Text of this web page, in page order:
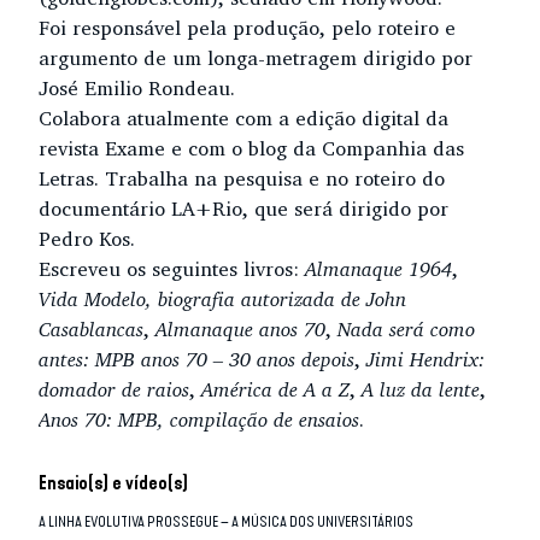
Ensaio(s) e vídeo(s)
A LINHA EVOLUTIVA PROSSEGUE – A MÚSICA DOS UNIVERSITÁRIOS
Foi responsável pela produção, pelo roteiro e
argumento de um longa-metragem dirigido por
José Emilio Rondeau.
Colabora atualmente com a edição digital da
revista Exame e com o blog da Companhia das
Letras. Trabalha na pesquisa e no roteiro do
documentário LA+Rio, que será dirigido por
Pedro Kos.
Escreveu os seguintes livros:Almanaque 1964,
Vida Modelo, biografia autorizada de John
Casablancas,Almanaque anos 70,Nada será como
antes: MPB anos 70 – 30 anos depois,Jimi Hendrix:
domador de raios,América de A a Z,A luz da lente,
Anos 70: MPB, compilação de ensaios.